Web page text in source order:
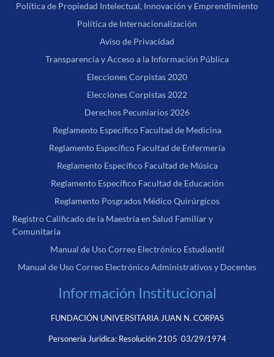
Política de Propiedad Intelectual, Innovación y Emprendimiento
Política de Internacionalización
Aviso de Privacidad
Transparencia y Acceso a la Información Pública
Elecciones Corpistas 2020
Elecciones Corpistas 2022
Derechos Pecuniarios 2026
Reglamento Específico Facultad de Medicina
Reglamento Específico Facultad de Enfermería
Reglamento Específico Facultad de Música
Reglamento Específico Facultad de Educación
Reglamento Posgrados Médico Quirúrgicos
Registro Calificado de la Maestría en Salud Familiar y
Comunitaria
Manual de Uso Correo Electrónico Estudiantil
Manual de Uso Correo Electrónico Administrativos y Docentes
Información Institucional
FUNDACIÓN UNIVERSITARIA JUAN N. CORPAS
Personería Jurídica: Resolución 2105 03/29/1974